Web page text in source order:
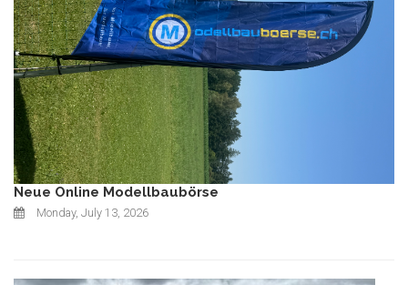
Neue Online Modellbaubörse
Monday, July 13, 2026